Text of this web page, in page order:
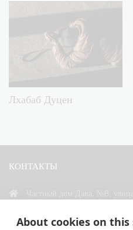
About cookies on this
Лхабаб Дуцен
КОНТАКТЫ